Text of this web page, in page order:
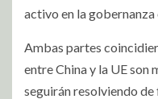
activo en la
Ambas partes
entre China y la UE son
seguirán resolviendo